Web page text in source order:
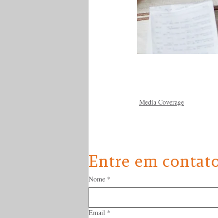
Media Coverage
Entre em
Nome *
Email *